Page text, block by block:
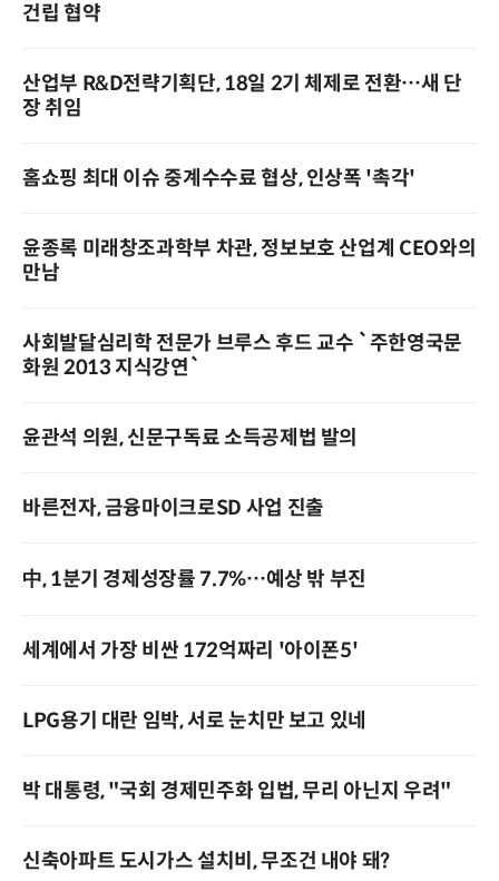
건립 협약
산업부 R&D전략기획단, 18일 2기 체제로 전환…새 단
장 취임
홈쇼핑 최대 이슈 중계수수료 협상, 인상폭 '촉각'
윤종록 미래창조과학부 차관, 정보보호 산업계 CEO와의
만남
사회발달심리학 전문가 브루스 후드 교수 `주한영국문
화원 2013 지식강연`
윤관석 의원, 신문구독료 소득공제법 발의
바른전자, 금융마이크로SD 사업 진출
中, 1분기 경제성장률 7.7%…예상 밖 부진
세계에서 가장 비싼 172억짜리 '아이폰5'
LPG용기 대란 임박, 서로 눈치만 보고 있네
박 대통령, "국회 경제민주화 입법, 무리 아닌지 우려"
신축아파트 도시가스 설치비, 무조건 내야 돼?